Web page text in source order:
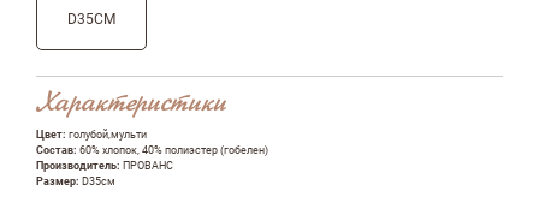
D35СМ
Характеристики
Цвет: голубой,мульти
Состав: 60% хлопок, 40% полиэстер (гобелен)
Производитель: ПРОВАНС
Размер: D35см